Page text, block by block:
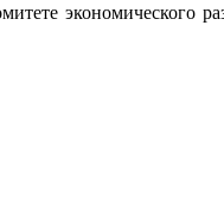
экономического